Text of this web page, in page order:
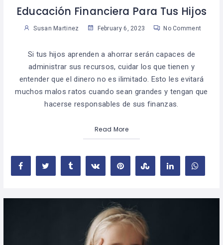
Educación Financiera Para Tus Hijos
Susan Martinez February 6, 2023 No Comment
Si tus hijos aprenden a ahorrar serán capaces de
administrar sus recursos, cuidar los que tienen y
entender que el dinero no es ilimitado. Esto les evitará
muchos malos ratos cuando sean grandes y tengan que
hacerse responsables de sus finanzas.
Read More